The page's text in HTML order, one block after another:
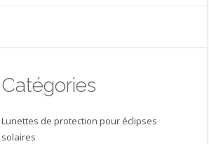
Catégories
Lunettes de protection pour éclipses
solaires